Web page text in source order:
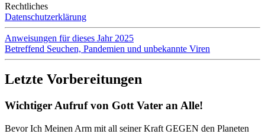
Rechtliches
Datenschutzerklärung
Anweisungen für dieses Jahr 2025
Betreffend Seuchen, Pandemien und unbekannte Viren
Letzte Vorbereitungen
Wichtiger Aufruf von Gott Vater an Alle!
Bevor Ich Meinen Arm mit all seiner Kraft GEGEN den Planeten